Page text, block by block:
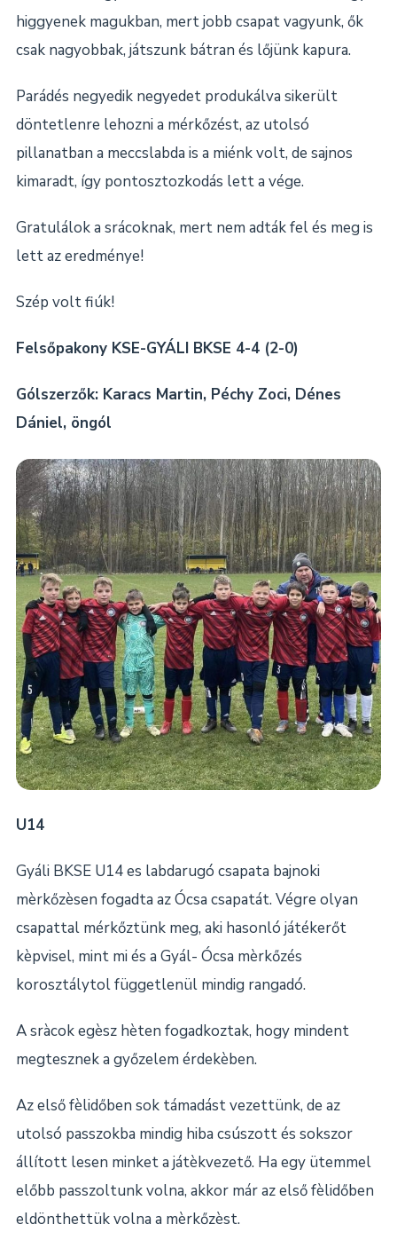
higgyenek magukban, mert jobb csapat vagyunk, ők
csak nagyobbak, játszunk bátran és lőjünk kapura.
Parádés negyedik negyedet produkálva sikerült
döntetlenre lehozni a mérkőzést, az utolsó
pillanatban a meccslabda is a miénk volt, de sajnos
kimaradt, így pontosztozkodás lett a vége.
Gratulálok a srácoknak, mert nem adták fel és meg is
lett az eredménye!
Szép volt fiúk!
Felsőpakony KSE-GYÁLI BKSE 4-4 (2-0)
Gólszerzők: Karacs Martin, Péchy Zoci, Dénes
Dániel, öngól
U14
Gyáli BKSE U14 es labdarugó csapata bajnoki
mèrkőzèsen fogadta az Ócsa csapatát. Végre olyan
csapattal mérkőztünk meg, aki hasonló játékerőt
kèpvisel, mint mi és a Gyál- Ócsa mèrkőzés
korosztálytol függetlenül mindig rangadó.
A sràcok egèsz hèten fogadkoztak, hogy mindent
megtesznek a győzelem érdekèben.
Az első fèlidőben sok támadást vezettünk, de az
utolsó passzokba mindig hiba csúszott és sokszor
állított lesen minket a játèkvezető. Ha egy ütemmel
előbb passzoltunk volna, akkor már az első fèlidőben
eldönthettük volna a mèrkőzèst.